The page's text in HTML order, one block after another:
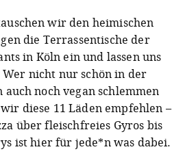
wir den heimischen
die Terrassentische der
in Köln ein und lassen uns
nicht nur schön in der
auch noch vegan schlemmen
diese 11 Läden empfehlen –
über fleischfreies Gyros bis
ist hier für jede*n was dabei.